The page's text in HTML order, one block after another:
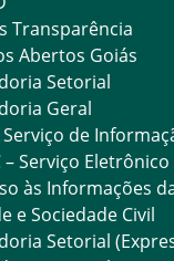
Transparência
Abertos Goiás
Setorial
Geral
Serviço de
– Serviço
às Informações
e Sociedade Civil
Setorial